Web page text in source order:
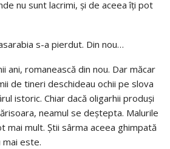
nu sunt lacrimi, și de aceea îți pot
s-a pierdut. Din nou…
ani, romanească din nou. Dar măcar
de tineri deschideau ochii pe slova
istoric. Chiar dacă oligarhii produși
neamul se deștepta. Malurile
mai mult. Știi sârma aceea ghimpată
mai este.